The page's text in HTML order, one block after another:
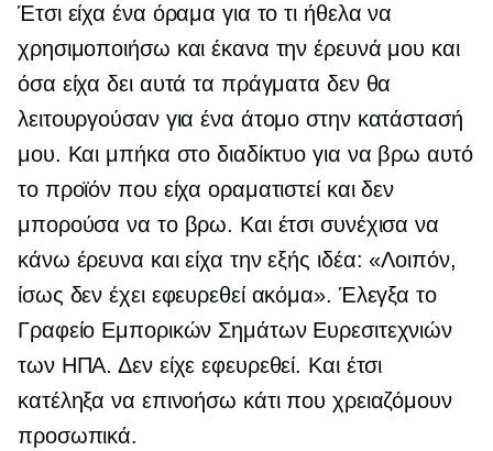
Έτσι είχα ένα όραμα για το τι ήθελα να
χρησιμοποιήσω και έκανα την έρευνά μου και
όσα είχα δει αυτά τα πράγματα δεν θα
λειτουργούσαν για ένα άτομο στην κατάστασή
μου. Και μπήκα στο διαδίκτυο για να βρω αυτό
το προϊόν που είχα οραματιστεί και δεν
μπορούσα να το βρω. Και έτσι συνέχισα να
κάνω έρευνα και είχα την εξής ιδέα: «Λοιπόν,
ίσως δεν έχει εφευρεθεί ακόμα». Έλεγξα το
Γραφείο Εμπορικών Σημάτων Ευρεσιτεχνιών
των ΗΠΑ. Δεν είχε εφευρεθεί. Και έτσι
κατέληξα να επινοήσω κάτι που χρειαζόμουν
προσωπικά.